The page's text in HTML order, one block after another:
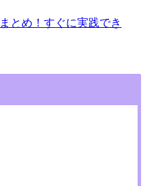
とめ！すぐに実践でき